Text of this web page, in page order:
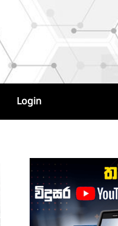
Login